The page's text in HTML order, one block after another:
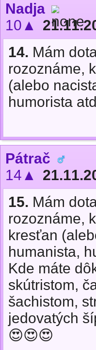
Nadja
10▲
14. Mám
rozoznáme,
(alebo
humorista
Pátrač
14▲
15. Mám
rozoznáme,
kresťan
humanista,
Kde máte
skútristom,
šachistom,
jedovatých
😍😍😍